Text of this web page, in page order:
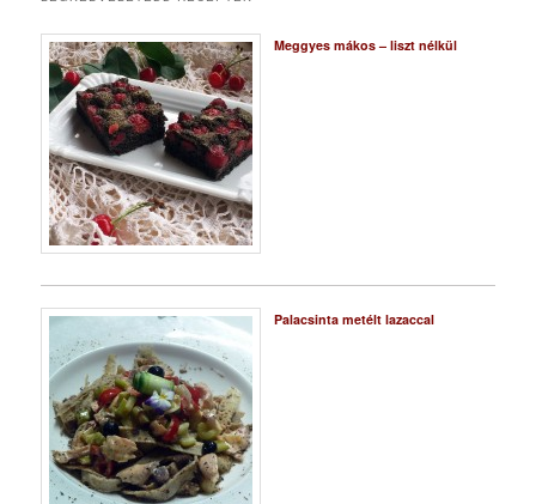
Meggyes mákos – liszt nélkül
Palacsinta metélt lazaccal